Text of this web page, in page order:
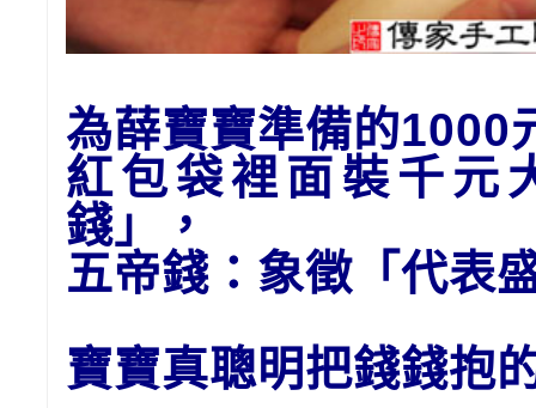
為薛寶寶準備的1000
紅包袋裡面裝千元
錢」
，
五帝錢：象徵「代表
寶寶真聰明把錢錢